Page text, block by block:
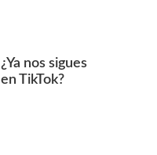
¿Ya nos sigues
en TikTok?